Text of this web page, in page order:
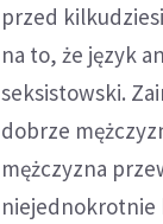
przed
na to, że język
seksistowski.
dobrze
mężczyzna
niejednokrotnie